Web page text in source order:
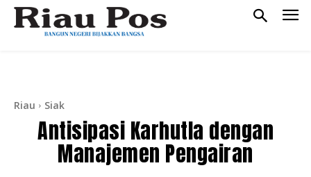
Riau Siak
Antisipasi Karhutla dengan
Manajemen Pengairan